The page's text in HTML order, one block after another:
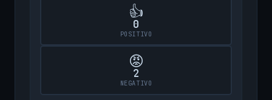
👍
0
POSITIVO
😡
2
NEGATIVO